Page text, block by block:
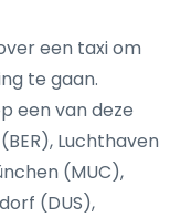
een taxi om
te gaan.
een van deze
Luchthaven
(MUC),
(DUS),